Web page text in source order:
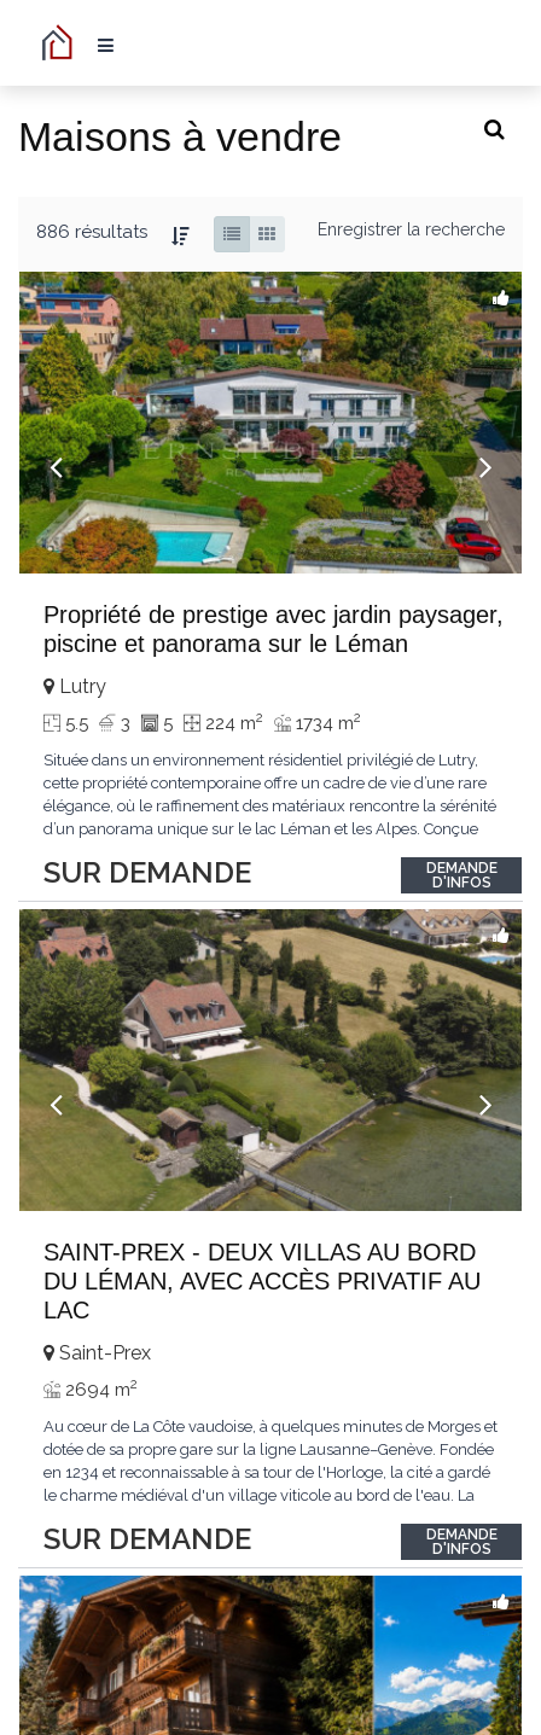
Maisons à vendre
886 résultats Enregistrer la recherche
Propriété de prestige avec jardin paysager,
piscine et panorama sur le Léman
SUR DEMANDE
Lutry
5.5 3 5 224 m2 1734 m2
Située dans un environnement résidentiel privilégié de Lutry,
cette propriété contemporaine offre un cadre de vie d’une rare
élégance, où le raffinement des matériaux rencontre la sérénité
d’un panorama unique sur le lac Léman et les Alpes. Conçue
distingue par ses espaces généreux et son atmosphère
résolument harmonieuse. Caractéristiques...
DEMANDE
D'INFOS
SAINT-PREX - DEUX VILLAS AU BORD
DU LÉMAN, AVEC ACCÈS PRIVATIF AU
LAC
SUR DEMANDE
Saint-Prex
2694 m2
Au cœur de La Côte vaudoise, à quelques minutes de Morges et
dotée de sa propre gare sur la ligne Lausanne–Genève. Fondée
en 1234 et reconnaissable à sa tour de l'Horloge, la cité a gardé
le charme médiéval d'un village viticole au bord de l'eau. La
immédiate des villes. Dans cet environnement privilégié, une
propriété...
DEMANDE
D'INFOS